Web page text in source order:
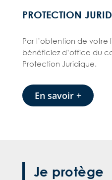
PROTECTION
Par l’obtention de votre
bénéficiez d’office du
Protection Juridique.
En savoir +
Je protège